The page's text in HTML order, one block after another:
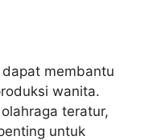
membantu
wanita.
teratur,
untuk